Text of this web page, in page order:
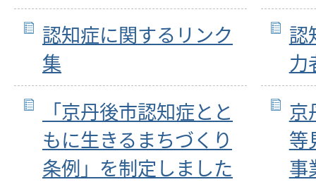
認知症に関するリンク
集
認
力
「京丹後市認知症とと
もに生きるまちづくり
条例」を制定しました
京
等
事